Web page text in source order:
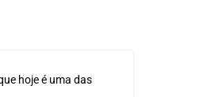
hoje é uma das